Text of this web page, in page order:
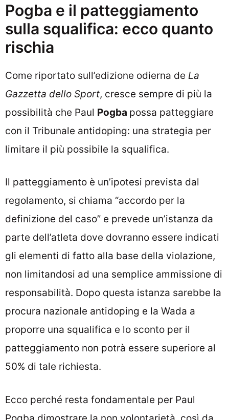
Pogba e il patteggiamento
sulla squalifica: ecco quanto
rischia
Come riportato sull’edizione odierna de La
Gazzetta dello Sport, cresce sempre di più la
possibilità che Paul Pogba possa patteggiare
con il Tribunale antidoping: una strategia per
limitare il più possibile la squalifica.
Il patteggiamento è un’ipotesi prevista dal
regolamento, si chiama “accordo per la
definizione del caso” e prevede un’istanza da
parte dell’atleta dove dovranno essere indicati
gli elementi di fatto alla base della violazione,
non limitandosi ad una semplice ammissione di
responsabilità. Dopo questa istanza sarebbe la
procura nazionale antidoping e la Wada a
proporre una squalifica e lo sconto per il
patteggiamento non potrà essere superiore al
50% di tale richiesta.
Ecco perché resta fondamentale per Paul